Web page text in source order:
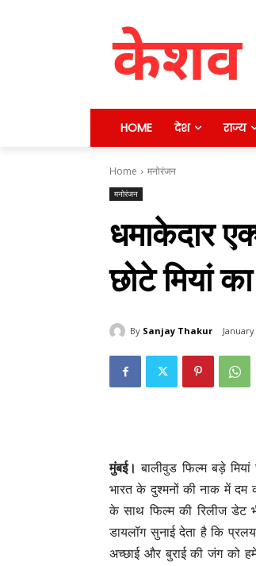
HOME देश राज्य
Home मनोरंजन
मनोरंजन
धमाकेदार
छोटे मियां
By Sanjay Thakur
मुंबई। बालीवुड फिल्म बड़े
भारत के दुश्मनों की नाक में
के साथ फिल्म की रिलीज
डायलॉग सुनाई देता है कि
अच्छाई और बुराई की जंग को